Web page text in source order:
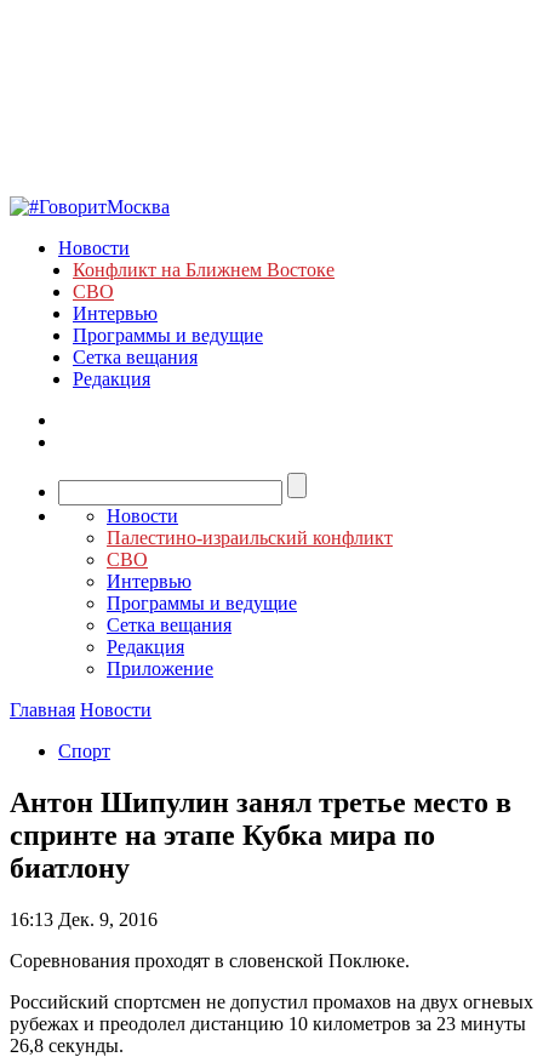
Новости
Конфликт на Ближнем Востоке
СВО
Интервью
Программы и ведущие
Сетка вещания
Редакция
Новости
Палестино-израильский конфликт
СВО
Интервью
Программы и ведущие
Сетка вещания
Редакция
Приложение
Главная Новости
Спорт
Антон Шипулин занял третье место в
спринте на этапе Кубка мира по
биатлону
16:13 Дек. 9, 2016
Соревнования проходят в словенской Поклюке.
Российский спортсмен не допустил промахов на двух огневых
рубежах и преодолел дистанцию 10 километров за 23 минуты
26,8 секунды.